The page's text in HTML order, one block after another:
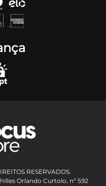
RESERVADOS.
Orlando Curtolo, nº 592